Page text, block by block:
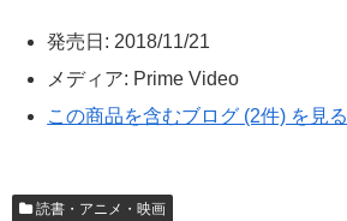
発売日: 2018/11/21
メディア: Prime Video
この商品を含むブログ (2件) を見る
読書・アニメ・映画